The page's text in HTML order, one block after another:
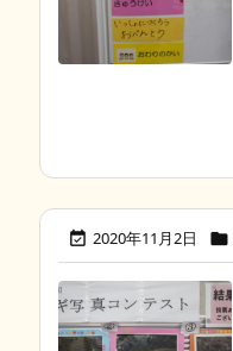
 2020年11月2日 